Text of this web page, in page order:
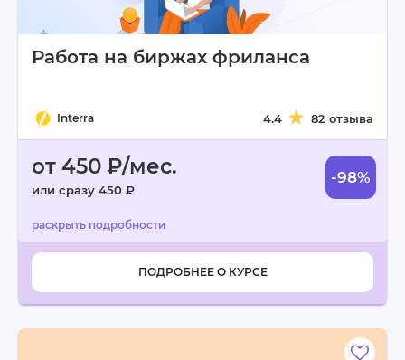
Работа на биржах фриланса
Interra 4.4 82 отзыва
от 450 ₽/мес.
или сразу 450 ₽
-98%
ПОДРОБНЕЕ О КУРСЕ